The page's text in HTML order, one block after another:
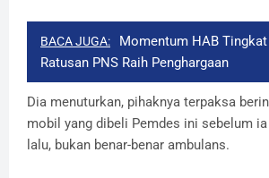
BACA JUGA:
Momentum HAB
Ratusan PNS Raih Penghargaan
Dia menuturkan, pihaknya terpaksa
mobil yang dibeli Pemdes ini sebelum
lalu, bukan benar-benar ambulans.